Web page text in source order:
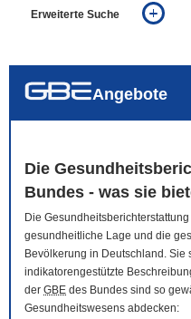
Erweiterte Suche
auch in allen Texten suchen
Angebote
Die
Bundes - was sie
Die Gesundheitsberichterstattung
gesundheitliche Lage und die
Bevölkerung in Deutschland. Sie
indikatorengestützte
der GBE des Bundes sind so
Gesundheitswesens abdecken: